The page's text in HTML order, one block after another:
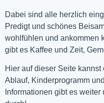
Dabei sind alle herzlich
Predigt und schönes
wohlfühlen und ankommen
gibt es Kaffee und Zeit,
Hier auf dieser Seite
Ablauf, Kinderprogramm
Informationen gibt es